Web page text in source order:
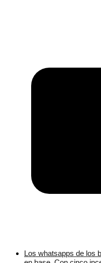
Los whatsapps de los